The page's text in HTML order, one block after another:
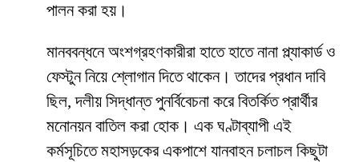
পালন করা হয়।
মানববন্ধনে অংশগ্রহণকারীরা হাতে হাতে নানা প্ল্যাকার্ড ও
ফেস্টুন নিয়ে শ্লোগান দিতে থাকেন। তাদের প্রধান দাবি
ছিল, দলীয় সিদ্ধান্ত পুনর্বিবেচনা করে বিতর্কিত প্রার্থীর
মনোনয়ন বাতিল করা হোক। এক ঘণ্টাব্যাপী এই
কর্মসূচিতে মহাসড়কের একপাশে যানবাহন চলাচল কিছুটা